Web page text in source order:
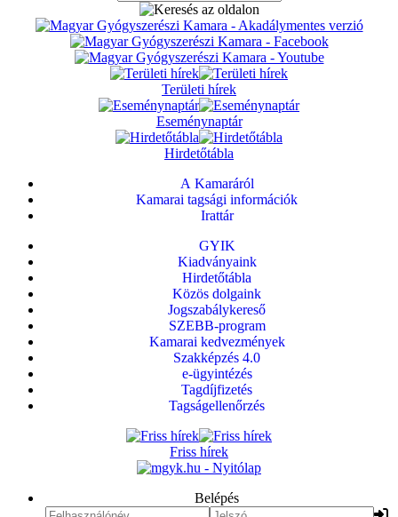
Területi hírek
Eseménynaptár
Hirdetőtábla
A Kamaráról
Kamarai tagsági információk
Irattár
GYIK
Kiadványaink
Hirdetőtábla
Közös dolgaink
Jogszabálykereső
SZEBB-program
Kamarai kedvezmények
Szakképzés 4.0
e-ügyintézés
Tagdíjfizetés
Tagságellenőrzés
Friss hírek
Belépés